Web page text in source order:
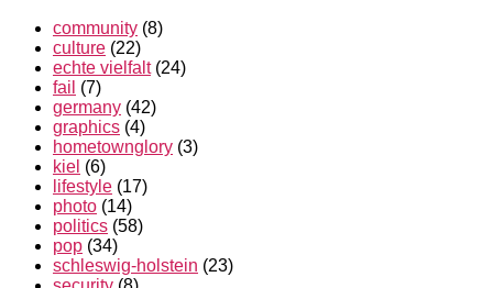
community (8)
culture (22)
echte vielfalt(24)
fail (7)
germany (42)
graphics (4)
hometownglory (3)
kiel (6)
lifestyle (17)
photo (14)
politics (58)
pop (34)
schleswig-holstein (23)